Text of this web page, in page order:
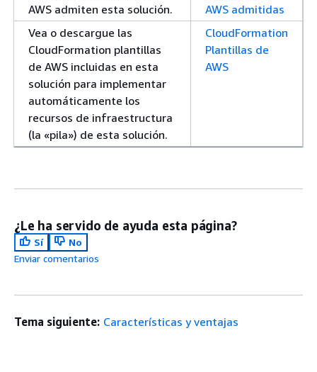
AWS admiten esta solución.
AWS admitidas
Vea o descargue las
CloudFormation plantillas
de AWS incluidas en esta
solución para implementar
automáticamente los
recursos de infraestructura
(la «pila») de esta solución.
CloudFormation
Plantillas de
AWS
¿Le ha servido de ayuda esta página?
Sí
No
Enviar comentarios
Tema siguiente: Características y ventajas